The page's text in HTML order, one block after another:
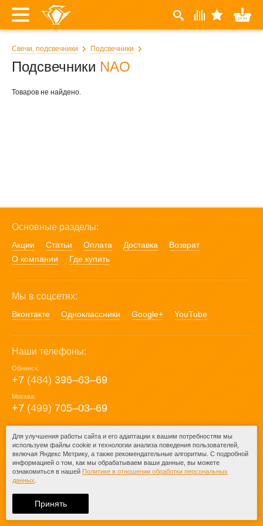
Свечи, подсвечники Подсвечники
Подсвечники NAO
Товаров не найдено.
Основные разделы:
Акции Статьи Оплата Доставка
Возврат
О компании
Где купить
Мы в соцсетях:
Вконтакте Одноклассники Google+ YouTube
Наши телефоны:
Обнинск:
+7 (484) 396‒63‒69
Москва:
+7 (499) 705‒03‒69
E-mail:
mail@posuda40.ru
При любом копировании информации
ссылка на
Для улучшения работы сайта и его адаптации к вашим потребностям мы
используем файлы cookie и технологии анализа поведения пользователей,
включая Яндекс Метрику, а также рекомендательные алгоритмы. С подробной
информацией о том, как мы обрабатываем ваши данные, вы можете
ознакомиться в нашей Политике в отношении обработки персональных
данных
Принять